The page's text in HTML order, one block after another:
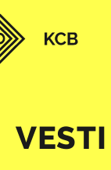
VESTI